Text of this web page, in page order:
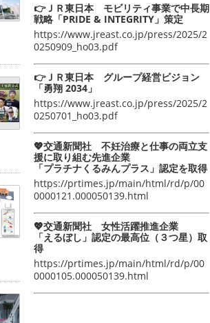
👉ＪＲ東日本 モビリティ事業で中長期
戦略「PRIDE & INTEGRITY」策定
https://www.jreast.co.jp/press/2025/2
0250909_ho03.pdf
👉ＪＲ東日本 グループ経営ビジョン
「勇翔 2034」
https://www.jreast.co.jp/press/2025/2
0250701_ho03.pdf
💖交通新聞社 不妊治療と仕事の両立支
援に取り組む先進企業
「プラチナくるみんプラス」認定を取得
https://prtimes.jp/main/html/rd/p/00
0000121.000050139.html
💖交通新聞社 女性活躍推進企業
「えるぼし」認定の最高位（３つ星）取
得
https://prtimes.jp/main/html/rd/p/00
0000105.000050139.html